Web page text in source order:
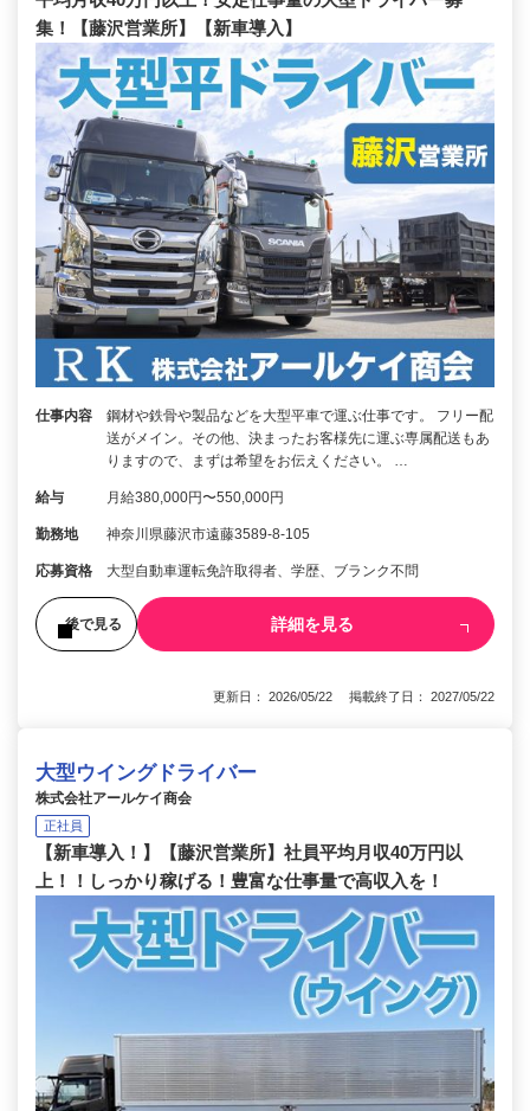
集！【藤沢営業所】【新車導入】
仕事内容
鋼材や鉄骨や製品などを大型平車で運ぶ仕事です。 フリー配
送がメイン。その他、決まったお客様先に運ぶ専属配送もあ
りますので、まずは希望をお伝えください。 …
給与 月給380,000円〜550,000円
勤務地 神奈川県藤沢市遠藤3589-8-105
応募資格 大型自動車運転免許取得者、学歴、ブランク不問
後で見る 詳細を見る
更新日： 2026/05/22 掲載終了日： 2027/05/22
大型ウイングドライバー
株式会社アールケイ商会
正社員
【新車導入！】【藤沢営業所】社員平均月収40万円以
上！！しっかり稼げる！豊富な仕事量で高収入を！